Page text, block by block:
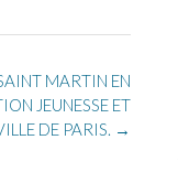
MARTIN EN
JEUNESSE ET
DE PARIS. →